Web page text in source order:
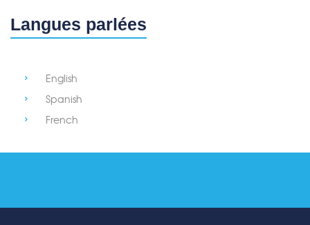
Langues parlées
English
Spanish
French